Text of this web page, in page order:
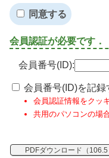
同意する
会員認証が必要です．
会員番号(ID):
会員番号(ID)を記録
会員認証情報をクッ
共用のパソコンの場
PDFダウンロード（106.5